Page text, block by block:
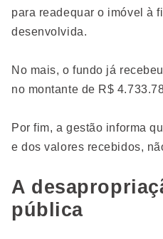
para readequar o imóvel à
desenvolvida.
No mais, o fundo já
no montante de R$
Por fim, a gestão informa
e dos valores recebidos,
A
pública